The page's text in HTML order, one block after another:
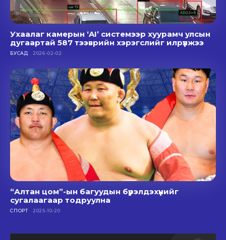
Ухаалаг камерын ‘AI’ системээр хуурамч улсын
дугаартай 587 тээврийн хэрэгслийг илрүүлжээ
БУСАД 2026-02-02
“Алтан цом”-ын багуудын бүрэлдэхүүнийг
сугалаагаар тодруулна
СПОРТ 2025-10-20